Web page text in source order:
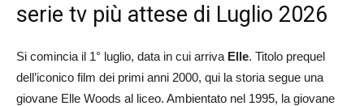
serie tv più attese di Luglio 2026
Si comincia il 1° luglio, data in cui arriva Elle. Titolo prequel
dell’iconico film dei primi anni 2000, qui la storia segue una
giovane Elle Woods al liceo. Ambientato nel 1995, la giovane